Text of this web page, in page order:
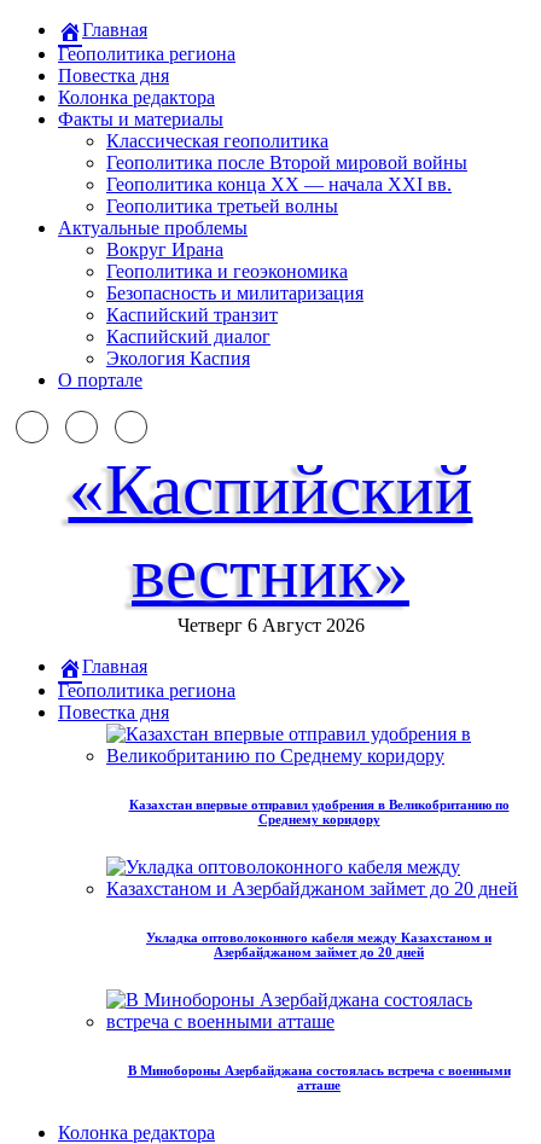
Главная
Геополитика региона
Повестка дня
Колонка редактора
Факты и материалы
Классическая геополитика
Геополитика после Второй мировой войны
Геополитика конца XX — начала XXI вв.
Геополитика третьей волны
Актуальные проблемы
Вокруг Ирана
Геополитика и геоэкономика
Безопасность и милитаризация
Каспийский транзит
Каспийский диалог
Экология Каспия
О портале
«Каспийский
вестник»
Четверг 6 Август 2026
Главная
Геополитика региона
Повестка дня
Казахстан впервые отправил удобрения в Великобританию по
Среднему коридору
Укладка оптоволоконного кабеля между Казахстаном и
Азербайджаном займет до 20 дней
В Минобороны Азербайджана состоялась встреча с военными
атташе
Колонка редактора